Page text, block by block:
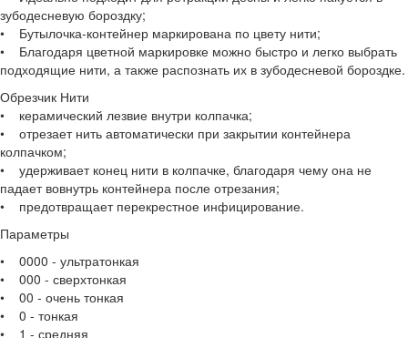
зубодесневую бороздку;
• Бутылочка-контейнер маркирована по цвету нити;
• Благодаря цветной маркировке можно быстро и легко выбрать
подходящие нити, а также распознать их в зубодесневой бороздке.
Обрезчик Нити
• керамический лезвие внутри колпачка;
• отрезает нить автоматически при закрытии контейнера
колпачком;
• удерживает конец нити в колпачке, благодаря чему она не
падает вовнутрь контейнера после отрезания;
• предотвращает перекрестное инфицирование.
Параметры
• 0000 - ультратонкая
• 000 - сверхтонкая
• 00 - очень тонкая
• 0 - тонкая
• 1 - средняя